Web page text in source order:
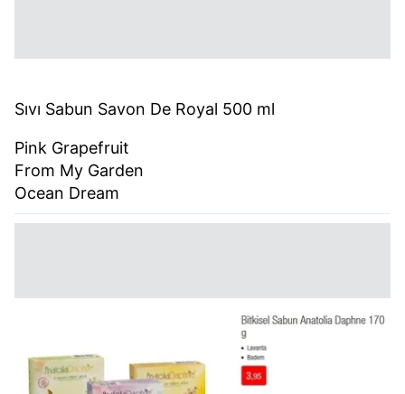
Sıvı Sabun Savon De Royal 500 ml
Pink Grapefruit
From My Garden
Ocean Dream